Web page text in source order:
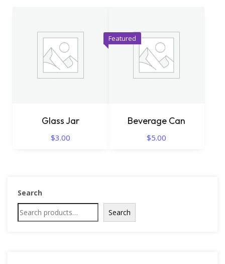
Glass Jar
$3.00
Featured
Beverage Can
$5.00
Search
Search